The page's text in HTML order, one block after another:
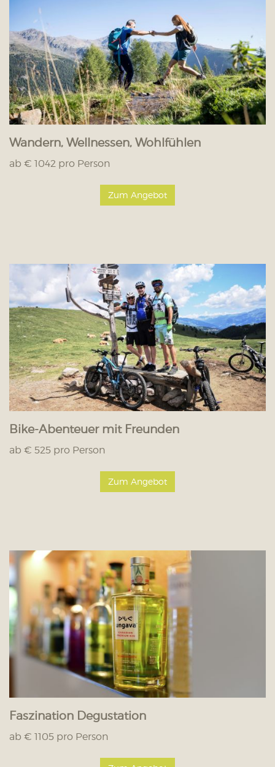
Wandern, Wellnessen, Wohlfühlen
ab € 1042 pro Person
Zum Angebot
Bike-Abenteuer mit Freunden
ab € 525 pro Person
Zum Angebot
Faszination Degustation
ab € 1105 pro Person